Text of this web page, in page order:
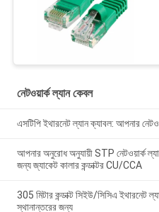
নেটওয়ার্ক ল্যান কেবল
এসটিপি ইথারনেট ল্যান ক্যাবল: আপনার
আপনার অনুরোধ অনুযায়ী STP নেটওয়ার্ক
জন্য জ্যাকেট কালার কন্ডাক্টর CU/CCA
305 মিটার কন্ডাক্ট সিইউ/সিসিএ ইথারনেট
স্থানান্তরের জন্য